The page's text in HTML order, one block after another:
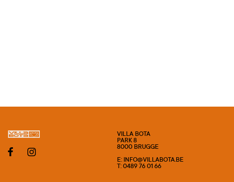
VILLA BOTA
PARK 8
8000 BRUGGE
E: INFO@VILLABOTA.BE
T: 0489 76 01 66